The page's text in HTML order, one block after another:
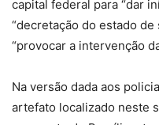
capital federal para “dar
“decretação do estado
“provocar a intervenção
Na versão dada aos
artefato localizado neste